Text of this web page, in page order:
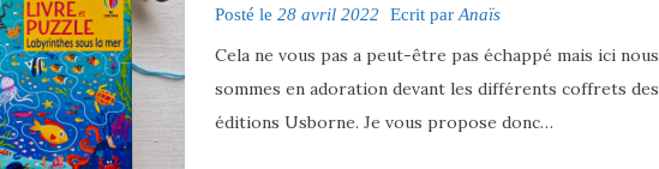
Posté le 28 avril 2022 Ecrit par Anaïs
Cela ne vous pas a peut-être pas échappé mais ici nous
sommes en adoration devant les différents coffrets des
éditions Usborne. Je vous propose donc…